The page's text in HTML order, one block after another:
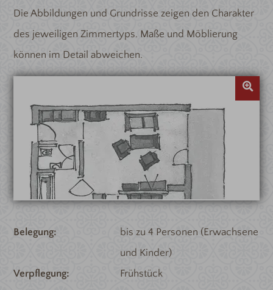
Die Abbildungen und Grundrisse zeigen den Charakter
des jeweiligen Zimmertyps. Maße und Möblierung
können im Detail abweichen.
Belegung
bis zu 4 Personen (Erwachsene
und Kinder)
Verpflegung
Frühstück